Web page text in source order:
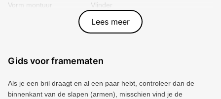
Vorm montuur
Vlinder
Zwart
Plastic
Lees meer
Gids voor framematen
Als je een bril draagt ​​en al een paar hebt, controleer dan de
binnenkant van de slapen (armen), misschien vind je de